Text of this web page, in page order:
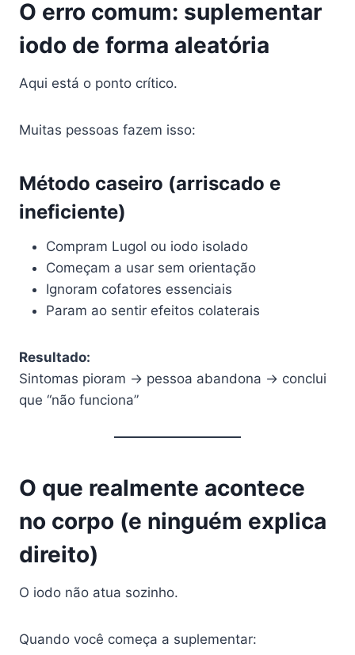
O erro comum: suplementar
iodo de forma aleatória
Aqui está o ponto crítico.
Muitas pessoas fazem isso:
Método caseiro (arriscado e
ineficiente)
Compram Lugol ou iodo isolado
Começam a usar sem orientação
Ignoram cofatores essenciais
Param ao sentir efeitos colaterais
Resultado:
Sintomas pioram → pessoa abandona → conclui
que “não funciona”
O que realmente acontece
no corpo (e ninguém explica
direito)
O iodo não atua sozinho.
Quando você começa a suplementar: